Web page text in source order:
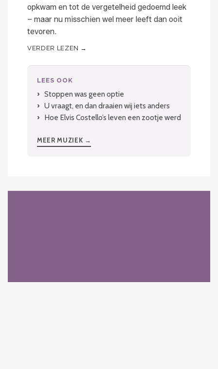
opkwam en tot de vergetelheid gedoemd leek
– maar nu misschien wel meer leeft dan ooit
tevoren.
VERDER LEZEN →
LEES OOK
Stoppen was geen optie
U vraagt, en dan draaien wij iets anders
Hoe Elvis Costello’s leven een zootje werd
MEER MUZIEK →